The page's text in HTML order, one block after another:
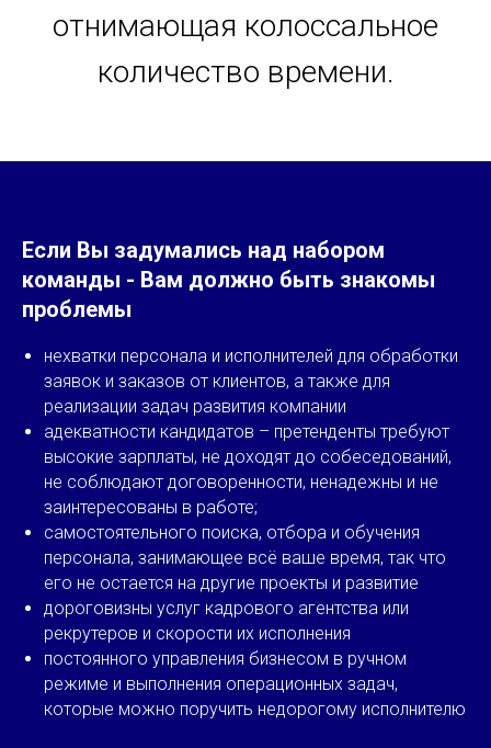
отнимающая колоссальное
количество времени.
Если Вы задумались над набором
команды - Вам должно быть знакомы
проблемы
нехватки персонала и исполнителей для обработки
заявок и заказов от клиентов, а также для
реализации задач развития компании
адекватности кандидатов – претенденты требуют
высокие зарплаты, не доходят до собеседований,
не соблюдают договоренности, ненадежны и не
заинтересованы в работе;
самостоятельного поиска, отбора и обучения
персонала, занимающее всё ваше время, так что
его не остается на другие проекты и развитие
дороговизны услуг кадрового агентства или
рекрутеров и скорости их исполнения
постоянного управления бизнесом в ручном
режиме и выполнения операционных задач,
которые можно поручить недорогому исполнителю